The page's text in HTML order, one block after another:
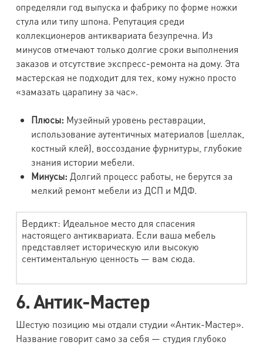
определяли год выпуска и фабрику по форме ножки
стула или типу шпона. Репутация среди
коллекционеров антиквариата безупречна. Из
минусов отмечают только долгие сроки выполнения
заказов и отсутствие экспресс-ремонта на дому. Эта
мастерская не подходит для тех, кому нужно просто
«замазать царапину за час».
Плюсы: Музейный уровень реставрации,
использование аутентичных материалов (шеллак,
костный клей), воссоздание фурнитуры, глубокие
знания истории мебели.
Минусы: Долгий процесс работы, не берутся за
мелкий ремонт мебели из ДСП и МДФ.
Вердикт: Идеальное место для спасения
настоящего антиквариата. Если ваша мебель
представляет историческую или высокую
сентиментальную ценность — вам сюда.
6. Антик-Мастер
Шестую позицию мы отдали студии «Антик-Мастер».
Название говорит само за себя — студия глубоко